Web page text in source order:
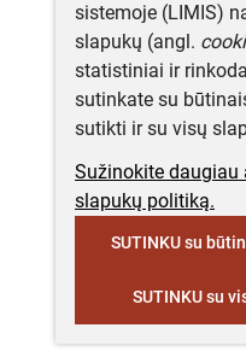
sistemoje (LIMIS)
slapukų (angl.
statistiniai ir
sutinkate su
sutikti ir su visų
Sužinokite daugiau
slapukų politiką.
SUTINKU su
SUTINKU su